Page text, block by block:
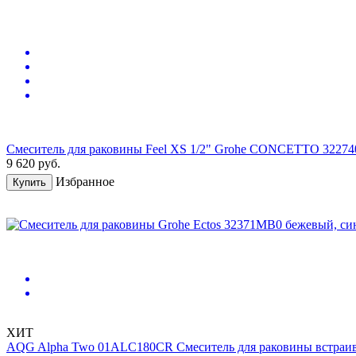
Смеситель для раковины Feel XS 1/2" Grohe CONCEТTO
9 620 руб.
Купить Избранное
ХИТ
AQG Alpha Two 01ALC180CR Смеситель для раковины